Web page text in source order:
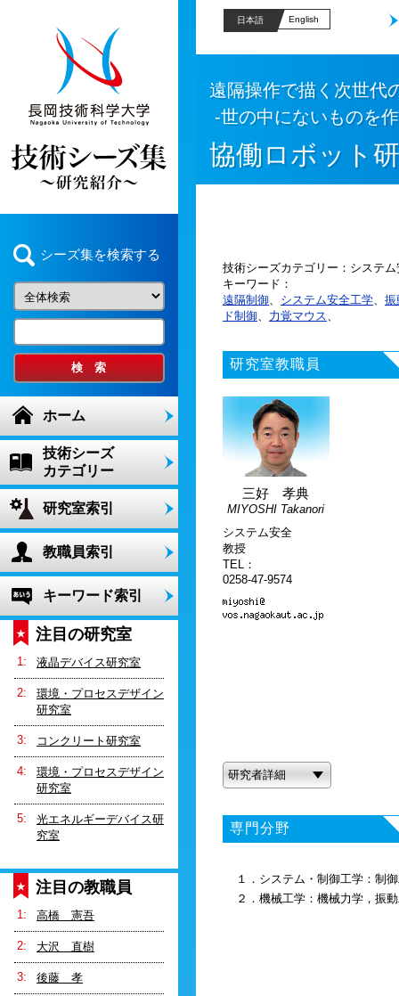
シーズ集を検索する
ホーム
技術シーズ
カテゴリー
研究室索引
教職員索引
キーワード索引
注目の研究室
液晶デバイス研究室
環境・プロセスデザイン
研究室
コンクリート研究室
環境・プロセスデザイン
研究室
光エネルギーデバイス研
究室
注目の教職員
高橋 憲吾
大沢 直樹
後藤 孝
日本語 English
遠隔操作で描く次世代
-世の中にないものを
協働ロボット
技術シーズカテゴリー
システ
キーワード
遠隔制御、 システム安全工学、 振
ド制御、 力覚マウス、
研究室教職員
三好 孝典
MIYOSHI Takanori
システム安全
教授
TEL：
0258-47-9574
研究者詳細
専門分野
１．システム・制御工学：制
２．機械工学：機械力学，振